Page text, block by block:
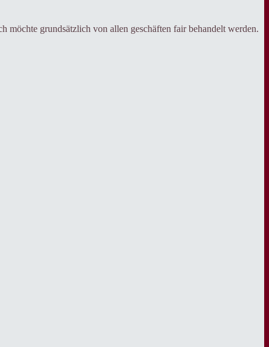
möchte grundsätzlich von allen geschäften fair behandelt werden.